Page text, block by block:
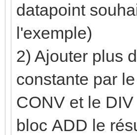
datapoint
l'exemple)
2) Ajouter plus
constante par
CONV et le
bloc ADD le